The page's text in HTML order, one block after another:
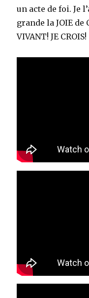
un acte de foi. Je
grande la JOIE de
VIVANT! JE CROIS!